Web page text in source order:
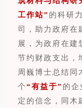
工作站” 的科研
司，助力政府在
展，为政府在建
节约财政支出，
周巍博士总结同
个“有益于” 的企
定的信念，同木